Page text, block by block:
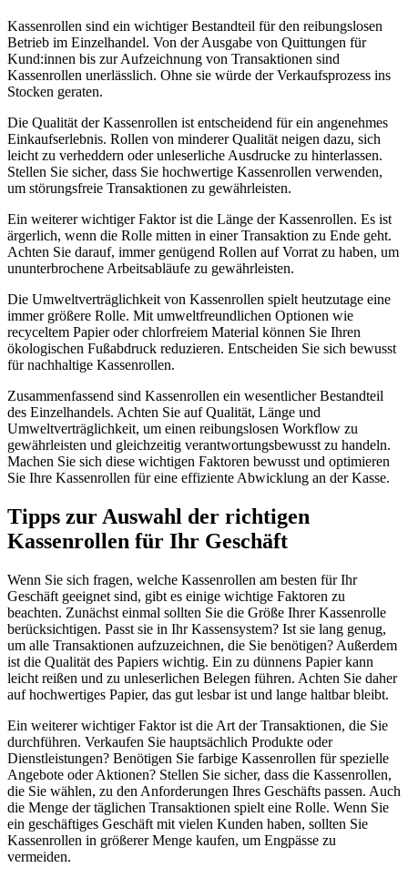
Kassenrollen sind ein wichtiger Bestandteil für den reibungslosen
Betrieb im Einzelhandel. Von der Ausgabe von Quittungen für
Kund:innen bis zur Aufzeichnung von Transaktionen sind
Kassenrollen unerlässlich. Ohne sie würde der Verkaufsprozess ins
Stocken geraten.
Die Qualität der Kassenrollen ist entscheidend für ein angenehmes
Einkaufserlebnis. Rollen von minderer Qualität neigen dazu, sich
leicht zu verheddern oder unleserliche Ausdrucke zu hinterlassen.
Stellen Sie sicher, dass Sie hochwertige Kassenrollen verwenden,
um störungsfreie Transaktionen zu gewährleisten.
Ein weiterer wichtiger Faktor ist die Länge der Kassenrollen. Es ist
ärgerlich, wenn die Rolle mitten in einer Transaktion zu Ende geht.
Achten Sie darauf, immer genügend Rollen auf Vorrat zu haben, um
ununterbrochene Arbeitsabläufe zu gewährleisten.
Die Umweltverträglichkeit von Kassenrollen spielt heutzutage eine
immer größere Rolle. Mit umweltfreundlichen Optionen wie
recyceltem Papier oder chlorfreiem Material können Sie Ihren
ökologischen Fußabdruck reduzieren. Entscheiden Sie sich bewusst
für nachhaltige Kassenrollen.
Zusammenfassend sind Kassenrollen ein wesentlicher Bestandteil
des Einzelhandels. Achten Sie auf Qualität, Länge und
Umweltverträglichkeit, um einen reibungslosen Workflow zu
gewährleisten und gleichzeitig verantwortungsbewusst zu handeln.
Machen Sie sich diese wichtigen Faktoren bewusst und optimieren
Sie Ihre Kassenrollen für eine effiziente Abwicklung an der Kasse.
Tipps zur Auswahl der richtigen
Kassenrollen für Ihr Geschäft
Wenn Sie sich fragen, welche Kassenrollen am besten für Ihr
Geschäft geeignet sind, gibt es einige wichtige Faktoren zu
beachten. Zunächst einmal sollten Sie die Größe Ihrer Kassenrolle
berücksichtigen. Passt sie in Ihr Kassensystem? Ist sie lang genug,
um alle Transaktionen aufzuzeichnen, die Sie benötigen? Außerdem
ist die Qualität des Papiers wichtig. Ein zu dünnens Papier kann
leicht reißen und zu unleserlichen Belegen führen. Achten Sie daher
auf hochwertiges Papier, das gut lesbar ist und lange haltbar bleibt.
Ein weiterer wichtiger Faktor ist die Art der Transaktionen, die Sie
durchführen. Verkaufen Sie hauptsächlich Produkte oder
Dienstleistungen? Benötigen Sie farbige Kassenrollen für spezielle
Angebote oder Aktionen? Stellen Sie sicher, dass die Kassenrollen,
die Sie wählen, zu den Anforderungen Ihres Geschäfts passen. Auch
die Menge der täglichen Transaktionen spielt eine Rolle. Wenn Sie
ein geschäftiges Geschäft mit vielen Kunden haben, sollten Sie
Kassenrollen in größerer Menge kaufen, um Engpässe zu
vermeiden.